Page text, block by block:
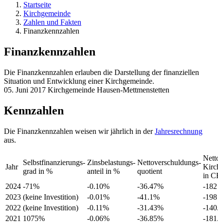
Startseite
Kirchgemeinde
Zahlen und Fakten
Finanzkennzahlen
Finanzkennzahlen
Die Finanzkennzahlen erlauben die Darstellung der finanziellen
Situation und Entwicklung einer Kirchgemeinde.
05. Juni 2017 Kirchgemeinde Hausen-Mettmenstetten
Kennzahlen
Die Finanzkennzahlen weisen wir jährlich in derJahresrechnung
aus.
Jahr
Selbstfinanzierungs-
grad in %
Zinsbelastungs-
anteil in %
Nettoverschuldungs-
quotient
in
2024 -71% -0.10% -36.47%
-182
2023 (keine Investition) -0.01% -41.1%
-198
2022 (keine Investition) -0.11% -31.43%
-
2021 1075% -0.06% -36.85%
-